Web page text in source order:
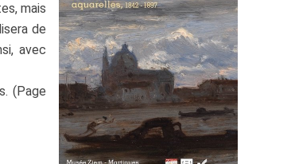
mais
de
avec
(Page